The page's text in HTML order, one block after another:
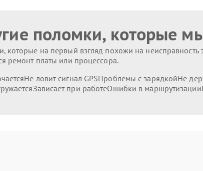
поломки, которые
которые на первый взгляд похожи на
ремонт платы или процессора.
Не ловит сигнал GPSПроблемы с зарядкойНе
Зависает при работеОшибки в маршрутизации